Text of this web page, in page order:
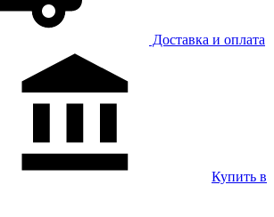
Доставка и оплатa
Купить в